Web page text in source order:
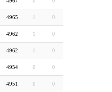
4965 1 0
4962 1 0
4962 1 0
4954 0 0
4951 0 0